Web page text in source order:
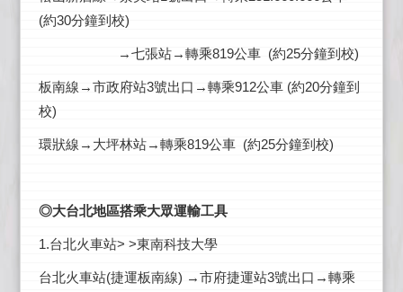
(約30分鐘到校)
→七張站→轉乘819公車 (約25分鐘到校)
板南線→市政府站3號出口→轉乘912公車 (約20分鐘到
校)
環狀線→大坪林站→轉乘819公車 (約25分鐘到校)
◎大台北地區搭乘大眾運輸工具
1.台北火車站> >東南科技大學
台北火車站(捷運板南線) →市府捷運站3號出口→轉乘